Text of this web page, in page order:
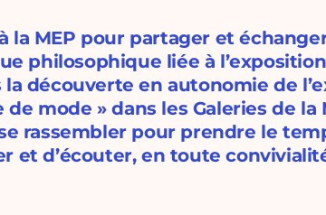
la MEP pour partager et
philosophique liée à
découverte en autonomie de
mode » dans les Galeries de la
rassembler pour prendre le
et d’écouter, en toute